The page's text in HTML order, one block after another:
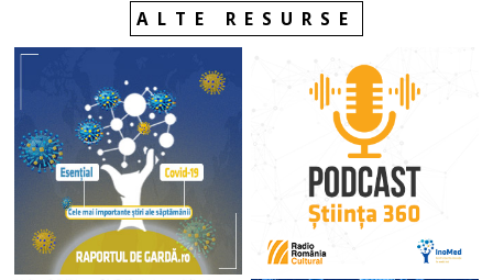
ALTE RESURSE